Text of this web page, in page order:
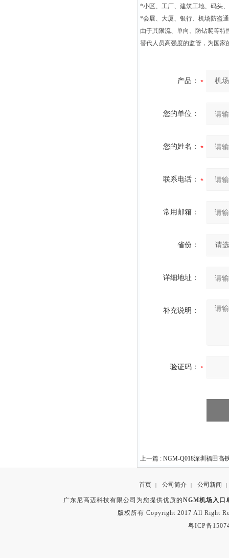
*小区、工厂、建筑工地、码头
*会展、大厦、银行、机场防盗
由于其限流、单向、防钻爬等
替代人员高强度的监管，为国家
产品：
您的单位：
您的姓名：
联系电话：
常用邮箱：
省份：
详细地址：
补充说明：
验证码：
上一篇 : NGM-Q018深圳福田高
首页 | 公司简介 | 公司新闻 |
广东尼高迈科技有限公司为您提供优质的NGM机场入口
版权所有 Copyright 2017 All Right
粤ICP备